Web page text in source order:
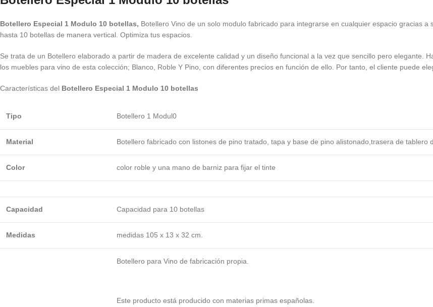
Botellero Especial 1 Modulo 10 botellas, Botellero Vino de un solo modulo fabricado para integrarse en cualquier espacio gracias
hasta 10 botellas de manera vertical. Optimiza tus espacios.
Se trata de un Botellero elaborado a partir de madera de excelente calidad y un diseño funcional a la vez que sencillo pero elegante.
los muebles para vino de esta colección; Blanco, Roble Y Pino, con diferentes precios en función de ello. Por tanto, el cliente puede
Características del Botellero Especial 1 Modulo 10 botellas
Tipo Botellero 1 Modul0
Material Botellero fabricado con listones de pino tratado, tapa y base de pino alistonado,trasera de tablero
Color color roble y una mano de barniz para fijar el tinte
Capacidad Capacidad para 10 botellas
Medidas medidas 105 x 13 x 32 cm.
Botellero para Vino de fabricación propia.
Este producto está producido con materias primas españolas.